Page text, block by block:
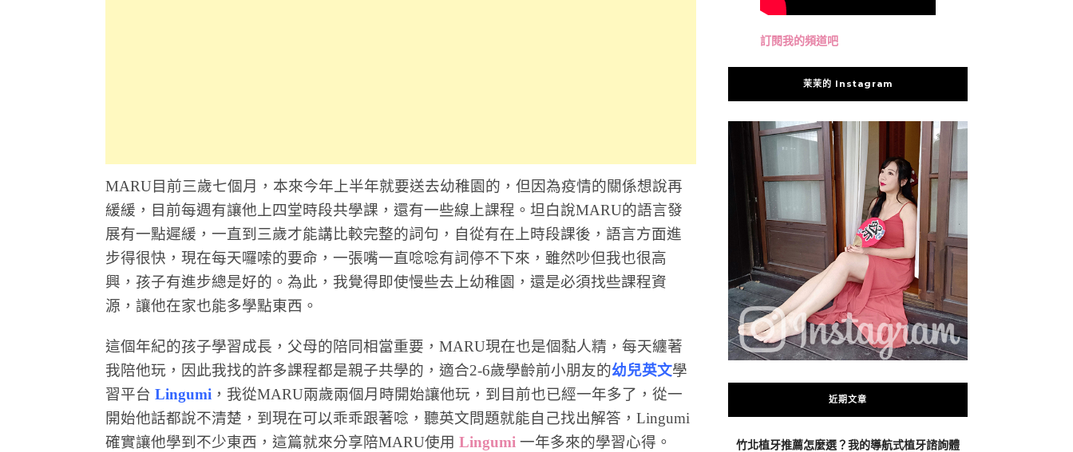
MARU目前三歲七個月，本來今年上半年就要送去幼稚園的，但因為疫情的關係想說再
緩緩，目前每週有讓他上四堂時段共學課，還有一些線上課程。坦白說MARU的語言發
展有一點遲緩，一直到三歲才能講比較完整的詞句，自從有在上時段課後，語言方面進
步得很快，現在每天囉嗦的要命，一張嘴一直唸唸有詞停不下來，雖然吵但我也很高
興，孩子有進步總是好的。為此，我覺得即使慢些去上幼稚園，還是必須找些課程資
源，讓他在家也能多學點東西。
這個年紀的孩子學習成長，父母的陪同相當重要，MARU現在也是個黏人精，每天纏著
我陪他玩，因此我找的許多課程都是親子共學的，適合2-6歲學齡前小朋友的幼兒英文學
習平台 Lingumi ，我從MARU兩歲兩個月時開始讓他玩，到目前也已經一年多了，從一
開始他話都說不清楚，到現在可以乖乖跟著唸，聽英文問題就能自己找出解答，Lingumi
確實讓他學到不少東西，這篇就來分享陪MARU使用 Lingumi 一年多來的學習心得。
訂閱我的頻道吧
茉茉的 Instagram
近期文章
竹北植牙推薦怎麼選？我的導航式植牙諮詢體